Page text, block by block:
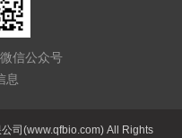
信公众号
息
司(www.qfbio.com) All Rights